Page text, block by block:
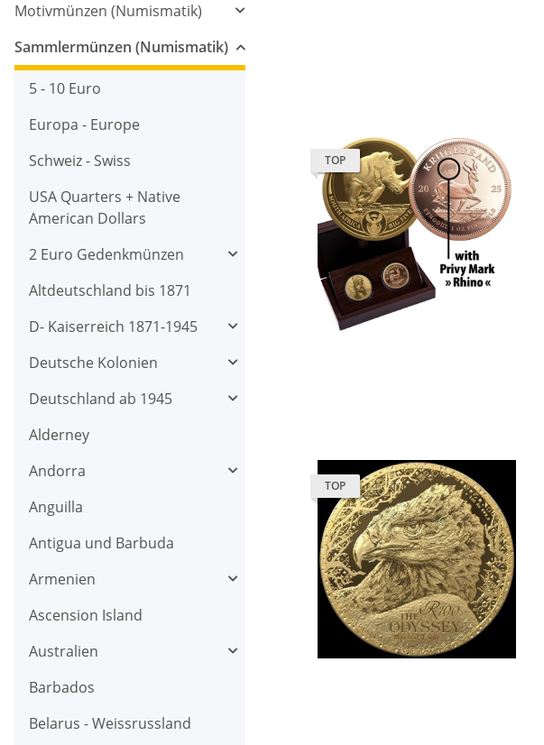
TOP
TOP
Motivmünzen (Numismatik)
Sammlermünzen (Numismatik)
5 - 10 Euro
Europa - Europe
Schweiz - Swiss
USA Quarters + Native
American Dollars
2 Euro Gedenkmünzen
Altdeutschland bis 1871
D- Kaiserreich 1871-1945
Deutsche Kolonien
Deutschland ab 1945
Alderney
Andorra
Anguilla
Antigua und Barbuda
Armenien
Ascension Island
Australien
Barbados
Belarus - Weissrussland